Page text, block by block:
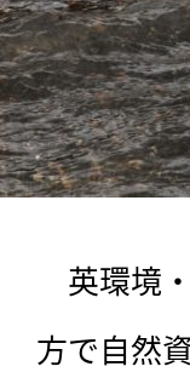
英環境
方で自然